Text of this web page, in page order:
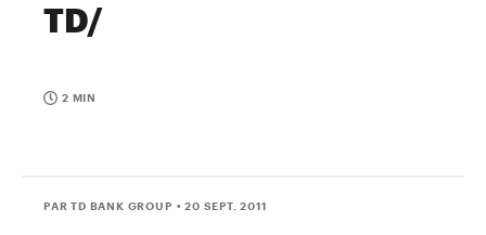
TD/
2 MIN
PAR TD BANK GROUP • 20 SEPT. 2011